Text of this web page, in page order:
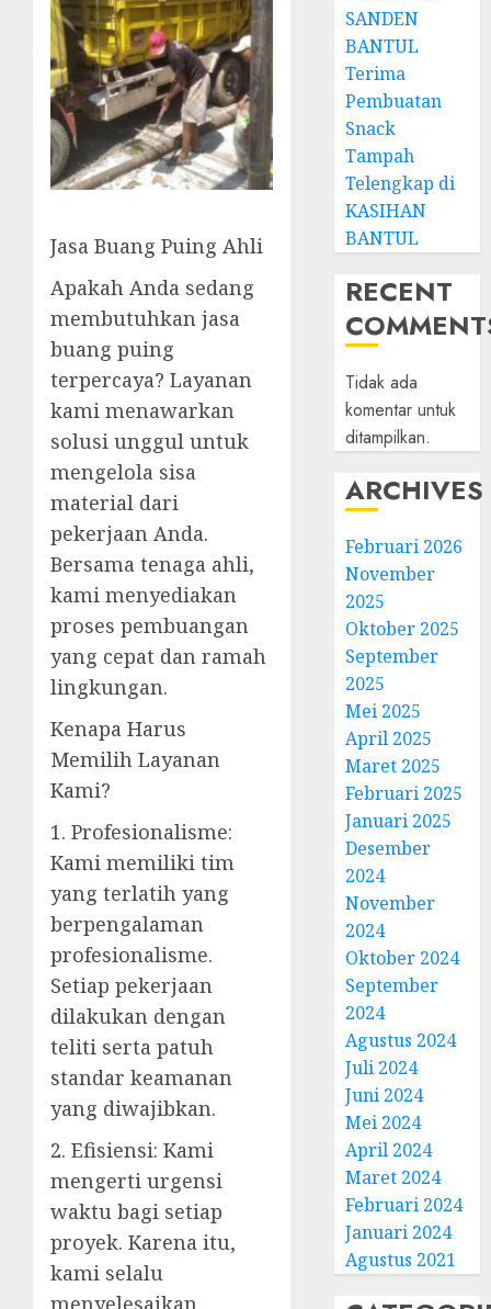
Jasa Buang Puing Ahli
Apakah Anda sedang
membutuhkan jasa
buang puing
terpercaya? Layanan
kami menawarkan
solusi unggul untuk
mengelola sisa
material dari
pekerjaan Anda.
Bersama tenaga ahli,
kami menyediakan
proses pembuangan
yang cepat dan ramah
lingkungan.
Kenapa Harus
Memilih Layanan
Kami?
1. Profesionalisme:
Kami memiliki tim
yang terlatih yang
berpengalaman
profesionalisme.
Setiap pekerjaan
dilakukan dengan
teliti serta patuh
standar keamanan
yang diwajibkan.
2. Efisiensi: Kami
mengerti urgensi
waktu bagi setiap
proyek. Karena itu,
kami selalu
SANDEN
BANTUL
Terima
Pembuatan
Snack
Tampah
Telengkap di
KASIHAN
BANTUL
RECENT
Tidak ada
komentar untuk
ditampilkan.
ARCHIVES
Februari 2026
November
2025
Oktober 2025
September
2025
Mei 2025
April 2025
Maret 2025
Februari 2025
Januari 2025
Desember
2024
November
2024
Oktober 2024
September
2024
Agustus 2024
Juli 2024
Juni 2024
Mei 2024
April 2024
Maret 2024
Februari 2024
Januari 2024
Agustus 2021